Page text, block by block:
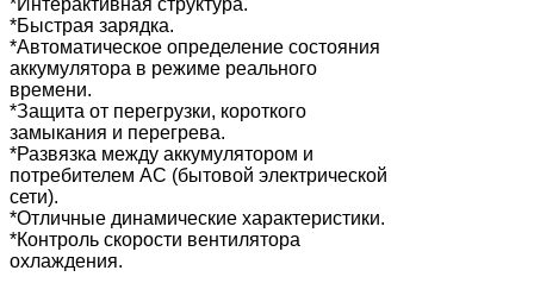
*Интерактивная структура.
*Быстрая зарядка.
*Автоматическое определение состояния
аккумулятора в режиме реального
времени.
*Защита от перегрузки, короткого
замыкания и перегрева.
*Развязка между аккумулятором и
потребителем AC (бытовой электрической
сети).
*Отличные динамические характеристики.
*Контроль скорости вентилятора
охлаждения.